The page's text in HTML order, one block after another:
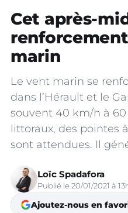
Cet après-
marin
Le vent marin se
dans l’Hérault et le
souvent 40 km/h à
littoraux, des pointes
sont attendues. Il
Loïc Spadafora
Publié le 20/01/2021 à
Ajoutez-nous en